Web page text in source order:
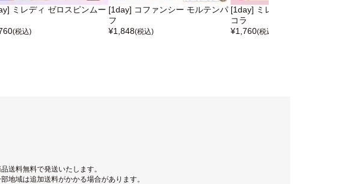
ミレディ ゼロスピンムー
(税込)
[1day] コファンシー モルテンパ
フ
¥1,848(税込)
[1day] ミレディ プリンセスシ
コラ
¥1,760(税込)
送料無料で発送いたします。
地域は追加送料がかかる場合があります。